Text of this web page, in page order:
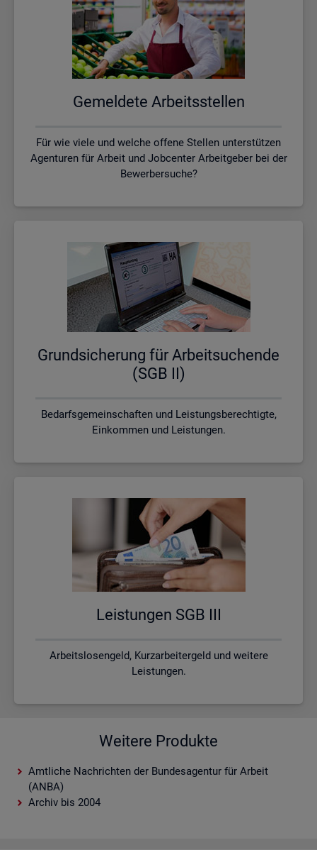
Ge­mel­de­te Ar­beits­stel­len
Für wie viele und welche offene Stellen unterstützen
Agenturen für Arbeit und Jobcenter Arbeitgeber bei der
Bewerbersuche?
Grund­si­che­rung für Ar­beit­su­chen­de
(SGB II)
Bedarfsgemeinschaften und Leistungsberechtigte,
Einkommen und Leistungen.
Leis­tun­gen SGB III
Arbeitslosengeld, Kurzarbeitergeld und weitere
Leistungen.
Weitere Produkte
Amtliche Nachrichten der Bundesagentur für Arbeit
(ANBA)
Archiv bis 2004